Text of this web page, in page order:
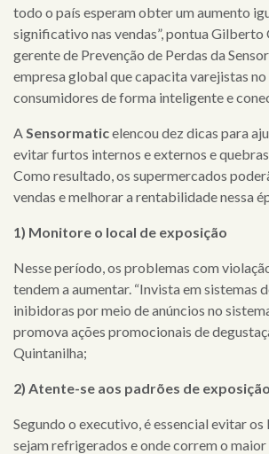
todo o país esperam obter um aumento
significativo nas vendas”, pontua Gilberto
gerente de Prevenção de Perdas da
empresa global que capacita varejistas
consumidores de forma inteligente e
ASensormaticelencou dez dicas para
evitar furtos internos e externos e
Como resultado, os supermercados
vendas e melhorar a rentabilidade nessa
1) Monitore o local de exposição
Nesse período, os problemas com
tendem a aumentar. “Invista em sistemas
inibidoras por meio de anúncios no
promova ações promocionais de
Quintanilha;
2) Atente-se aos padrões de exposição
Segundo o executivo, é essencial evitar os
sejam refrigerados e onde correm o